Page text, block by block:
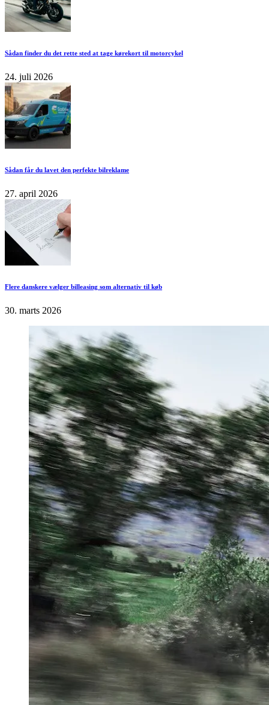
Sådan finder du det rette sted at tage kørekort til motorcykel
24. juli 2026
Sådan får du lavet den perfekte bilreklame
27. april 2026
Flere danskere vælger billeasing som alternativ til køb
30. marts 2026